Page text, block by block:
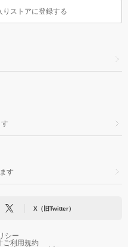
りストアに登録する
す
X（旧Twitter）
シー
ご利用規約